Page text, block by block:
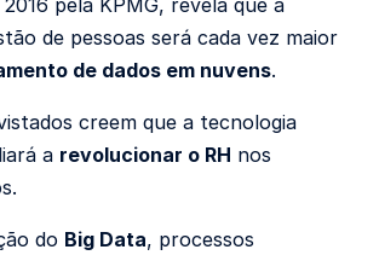
pela KPMG, revela que a
de pessoas será cada vez maior
de dados em nuvens.
creem que a tecnologia
a revolucionar o RH nos
do Big Data, processos